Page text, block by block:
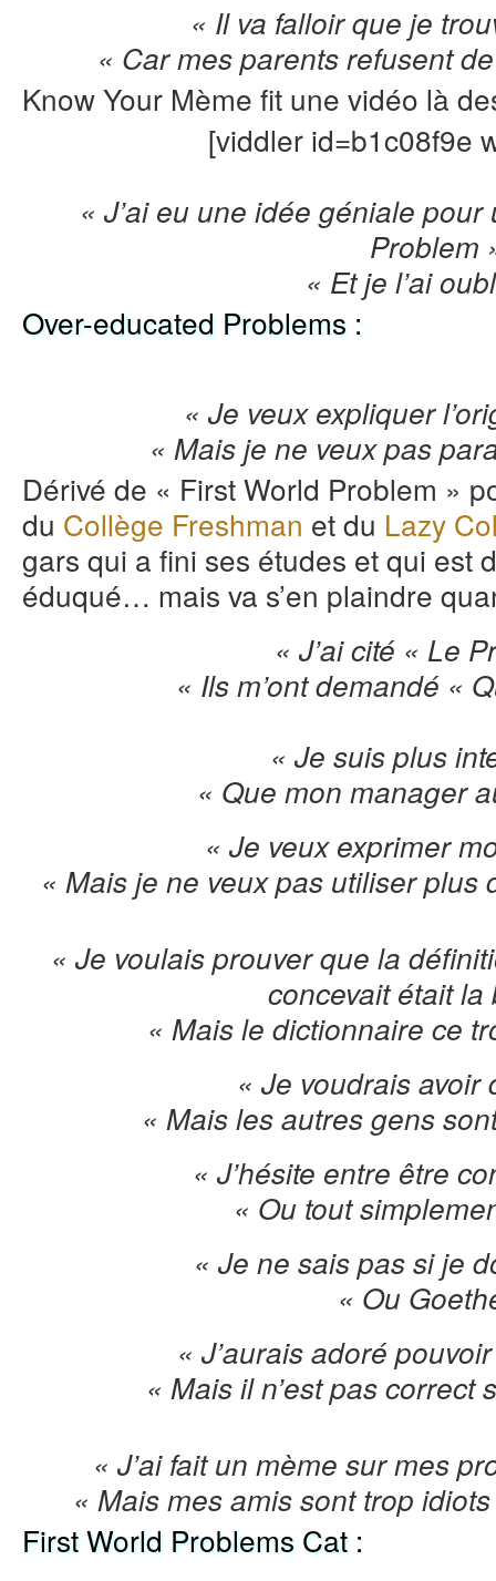
« Il va falloir que je
« Car mes parents refusent
Know Your Mème fit une vidéo là
[viddler id=b1c08f9e
« J’ai eu une idée géniale
Problem
« Et je l’ai
Over-educated Problems :
« Je veux expliquer
« Mais je ne veux pas
Dérivé de « First World Problem »
du Collège Freshman et du Lazy
gars qui a fini ses études et qui est
éduqué… mais va s’en plaindre
« J’ai cité « Le
« Ils m’ont demandé «
« Je suis plus
« Que mon manager
« Je veux exprimer
« Mais je ne veux pas utiliser plus
« Je voulais prouver que la
concevait était la
« Mais le dictionnaire ce
« Je voudrais avoir
« Mais les autres gens
« J’hésite entre être
« Ou tout
« Je ne sais pas si je
« Ou
« J’aurais adoré
« Mais il n’est pas correct
« J’ai fait un mème sur mes
« Mais mes amis sont trop
First World Problems Cat :